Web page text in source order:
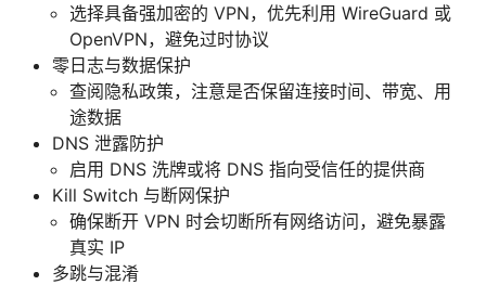
选择具备强加密的 VPN，优先利用 WireGuard 或
OpenVPN，避免过时协议
零日志与数据保护
查阅隐私政策，注意是否保留连接时间、带宽、用
途数据
DNS 泄露防护
启用 DNS 洗牌或将 DNS 指向受信任的提供商
Kill Switch 与断网保护
确保断开 VPN 时会切断所有网络访问，避免暴露
真实 IP
多跳与混淆